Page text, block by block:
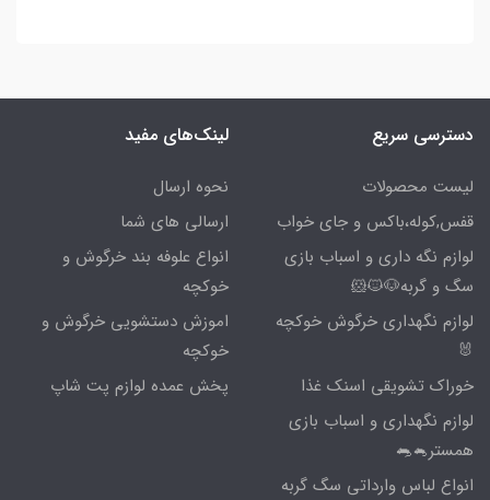
دسترسی سریع
لیست محصولات
قفس,کوله،باکس و جای خواب
لوازم نگه داری و اسباب بازی
سگ و گربه🐶🐱🐹
لوازم نگهداری خرگوش خوکچه
🐰
خوراک تشویقی اسنک غذا
لوازم نگهداری و اسباب بازی
همستر🐁🐀
انواع لباس وارداتی سگ گربه
لینک‌های مفید
نحوه ارسال
ارسالی های شما
انواع علوفه بند خرگوش و
خوکچه
اموزش دستشویی خرگوش و
خوکچه
پخش عمده لوازم پت شاپ